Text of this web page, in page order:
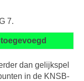
7.
dan gelijkspel
in de KNSB-